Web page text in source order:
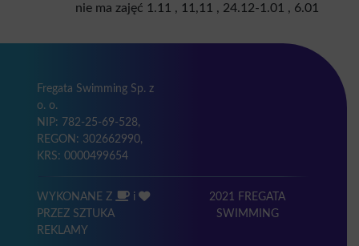
nie ma zajęć 1.11 , 11,11 , 24.12-1.01 , 6.01
Fregata Swimming Sp. z
o. o.
NIP: 782-25-69-528,
REGON: 302662990,
KRS: 0000499654
WYKONANE Z
i
PRZEZ SZTUKA
REKLAMY
2021 FREGATA
SWIMMING